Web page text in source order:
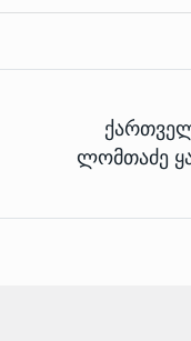
ლომთაძე